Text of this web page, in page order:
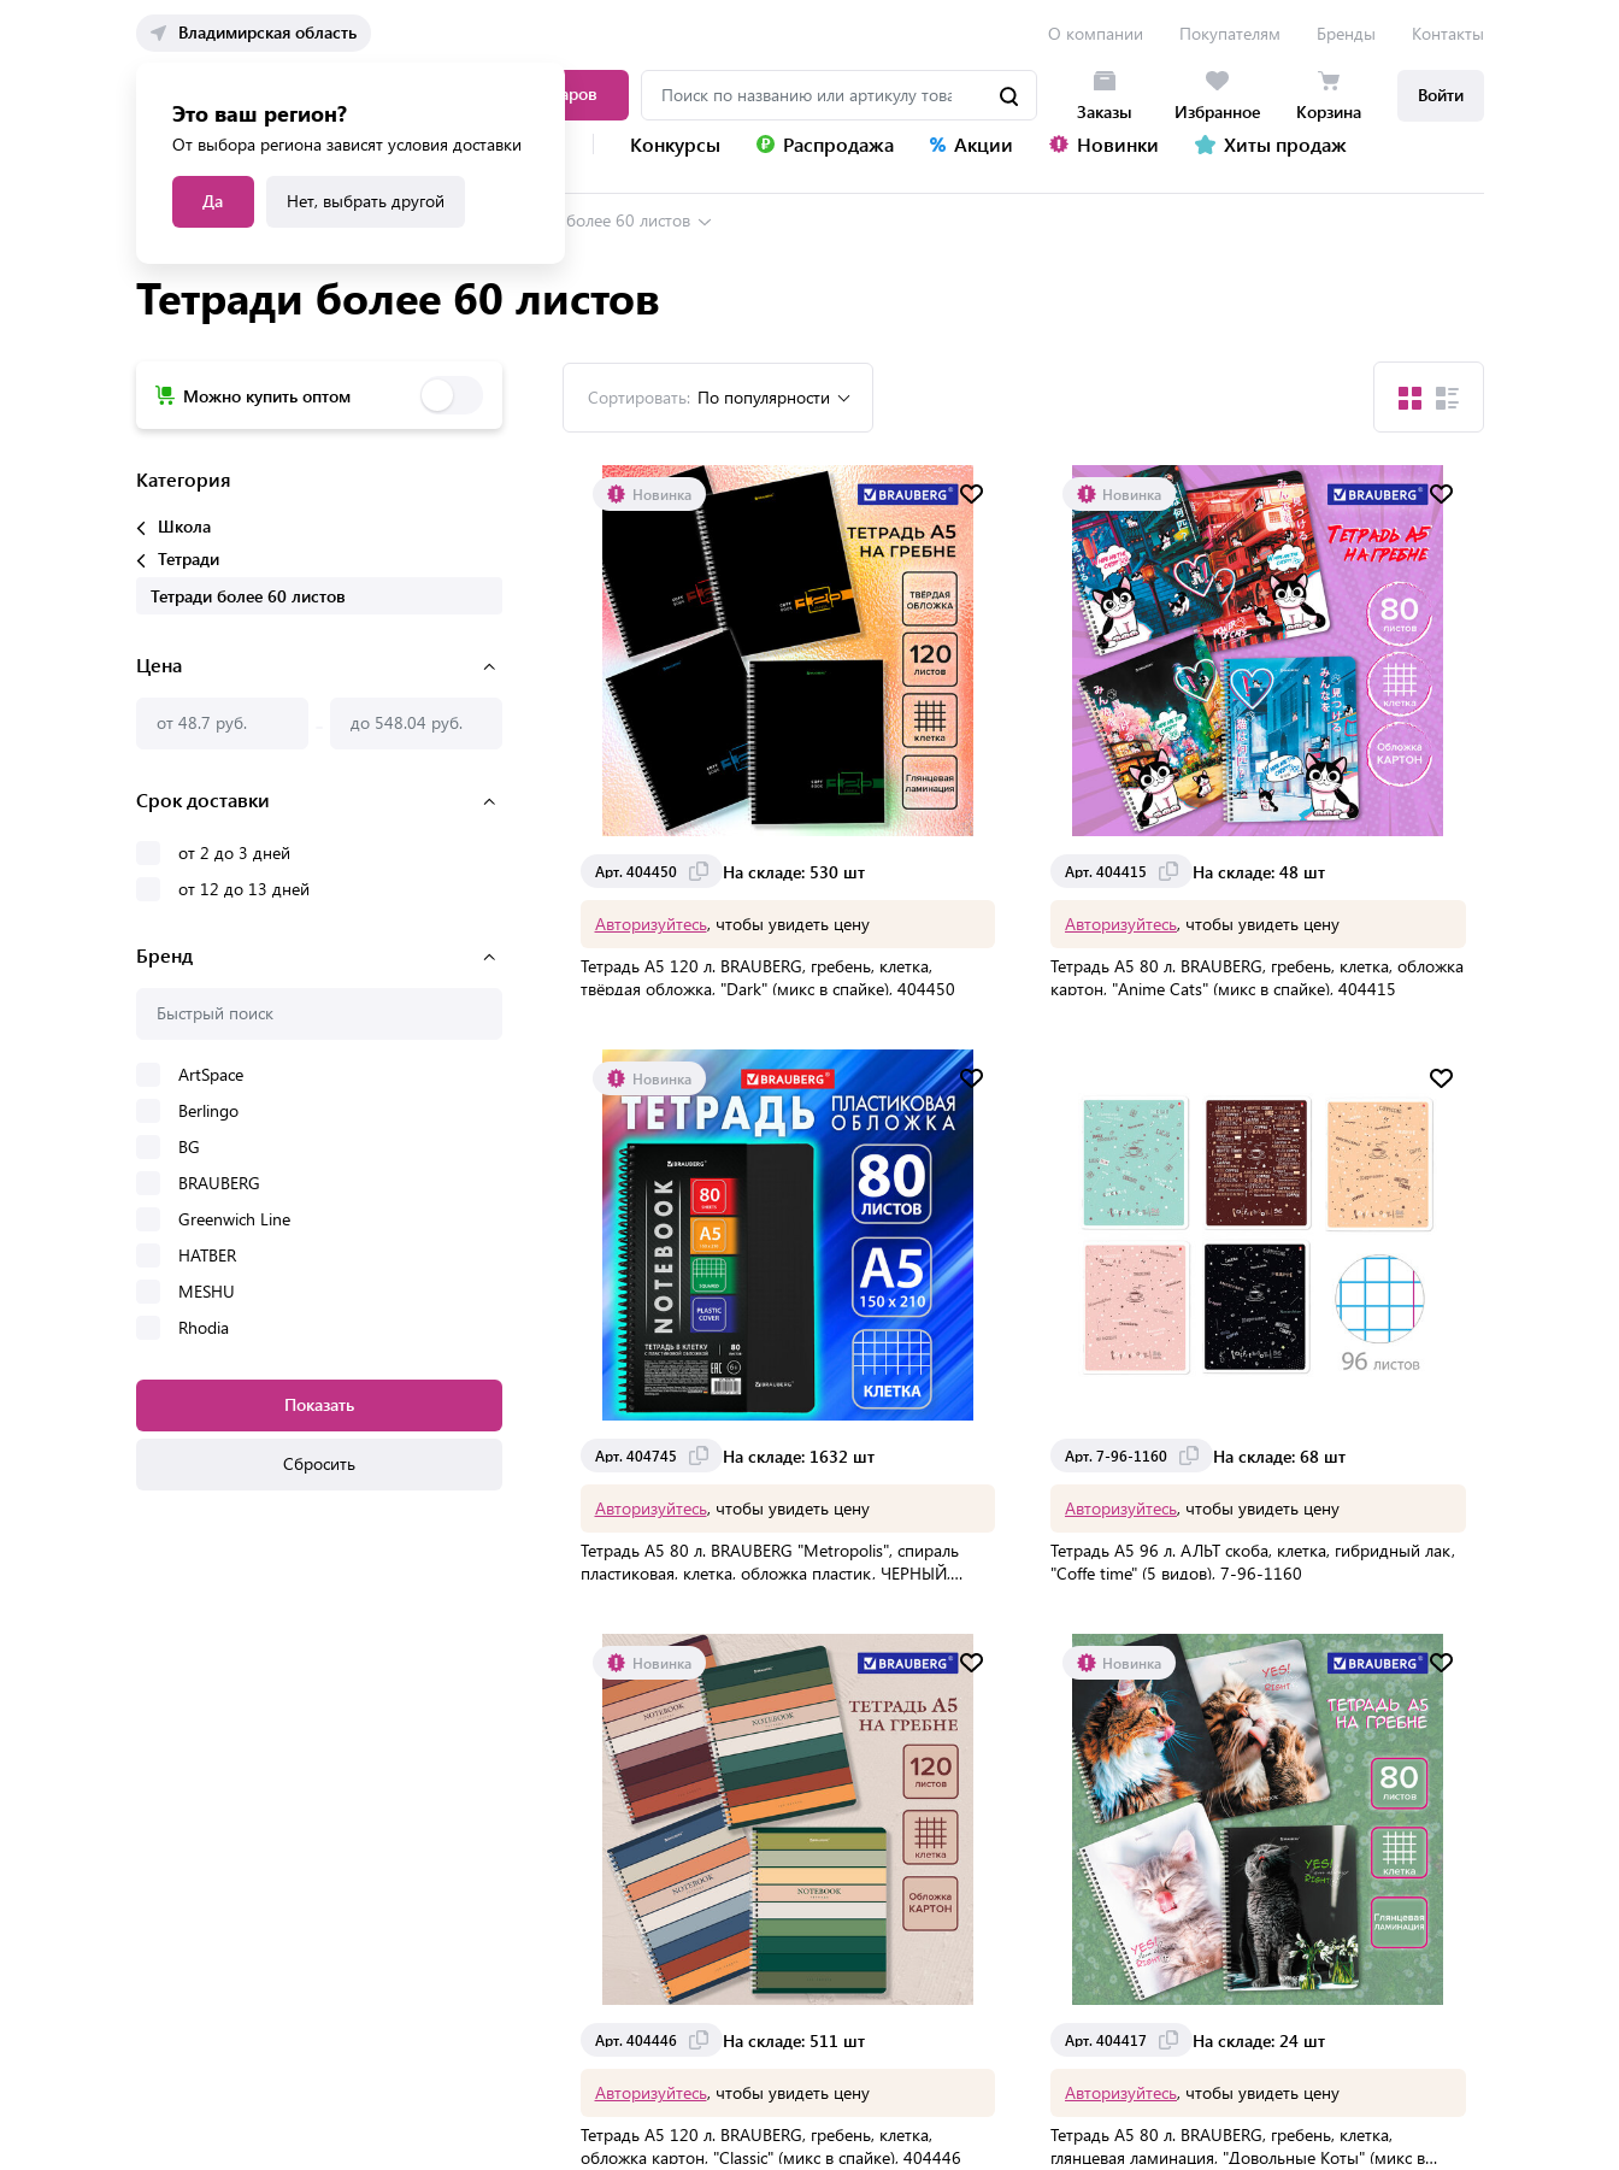
Владимирская область
Это ваш регион?
От выбора региона зависят условия доставки
Да Нет, выбрать другой
О компании Покупателям Бренды Контакты
Каталог товаров
Заказы Избранное Корзина
Войти
Каталог услуг Конкурсы Распродажа Акции Новинки Хиты продаж
Главная Каталог Тетради более 60 листов
Тетради более 60 листов
Можно купить оптом
Категория
Школа
Тетради
Тетради более 60 листов
Цена
Срок доставки
от 2 до 3 дней
от 12 до 13 дней
Бренд
ArtSpace
Berlingo
BG
BRAUBERG
Greenwich Line
HATBER
MESHU
Rhodia
ОФИСМАГ
Показать
Сбросить
Сортировать: По популярности
Новинка
Арт. 404450 На складе: 530 шт
Авторизуйтесь, чтобы увидеть цену
Тетрадь А5 120 л. BRAUBERG, гребень, клетка,
твёрдая обложка, "Dark" (микс в спайке), 404450
Мин. партия: 1 шт
Доставка от 2 до 3 дней
Новинка
Арт. 404415 На складе: 48 шт
Авторизуйтесь, чтобы увидеть цену
Тетрадь А5 80 л. BRAUBERG, гребень, клетка, обложка
картон, "Anime Cats" (микс в спайке), 404415
Доставка от 2 до 3 дней
Новинка
Арт. 404745 На складе: 1632 шт
Авторизуйтесь, чтобы увидеть цену
Тетрадь А5 80 л. BRAUBERG "Metropolis", спираль
пластиковая, клетка, обложка пластик, ЧЕРНЫЙ,
Мин. партия: 1 шт
Доставка от 2 до 3 дней
Арт. 7-96-1160 На складе: 68 шт
Авторизуйтесь, чтобы увидеть цену
Тетрадь А5 96 л. АЛЬТ скоба, клетка, гибридный лак,
"Coffe time" (5 видов), 7-96-1160
Мин. партия: 1 шт
Доставка от 2 до 3 дней
Новинка
Арт. 404446 На складе: 511 шт
Авторизуйтесь, чтобы увидеть цену
Тетрадь А5 120 л. BRAUBERG, гребень, клетка,
обложка картон, "Classic" (микс в спайке), 404446
Новинка
Арт. 404417 На складе: 24 шт
Авторизуйтесь, чтобы увидеть цену
Тетрадь А5 80 л. BRAUBERG, гребень, клетка,
глянцевая ламинация, "Довольные Коты" (микс в